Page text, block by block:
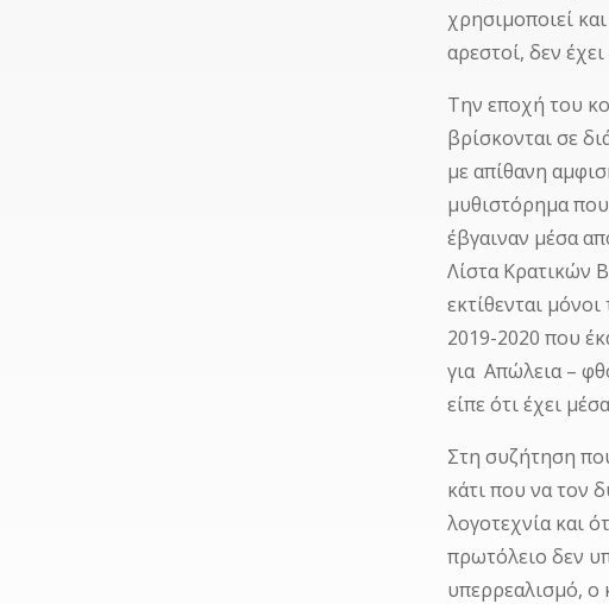
χρησιμοποιεί
αρεστοί, δεν
Την εποχή του
βρίσκονται σε
με απίθανη
μυθιστόρημα
έβγαιναν μέσα
Λίστα Κρατικών
εκτίθενται
2019-2020 που
για Απώλεια –
είπε ότι έχει
Στη συζήτηση
κάτι που να τον
λογοτεχνία και
πρωτόλειο δεν
υπερρεαλισμό, ο